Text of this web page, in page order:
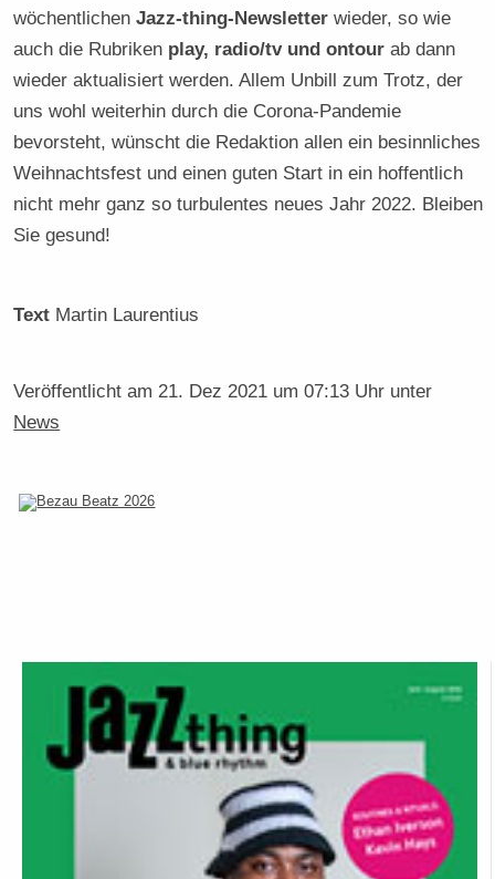
wöchentlichenJazz-thing-Newsletter wieder, so wie
auch die Rubriken play, radio/tv und ontourab dann
wieder aktualisiert werden. Allem Unbill zum Trotz, der
uns wohl weiterhin durch die Corona-Pandemie
bevorsteht, wünscht die Redaktion allen ein besinnliches
Weihnachtsfest und einen guten Start in ein hoffentlich
nicht mehr ganz so turbulentes neues Jahr 2022. Bleiben
Sie gesund!
Text Martin Laurentius
Veröffentlicht am21. Dez 2021 um 07:13 Uhr unter
News